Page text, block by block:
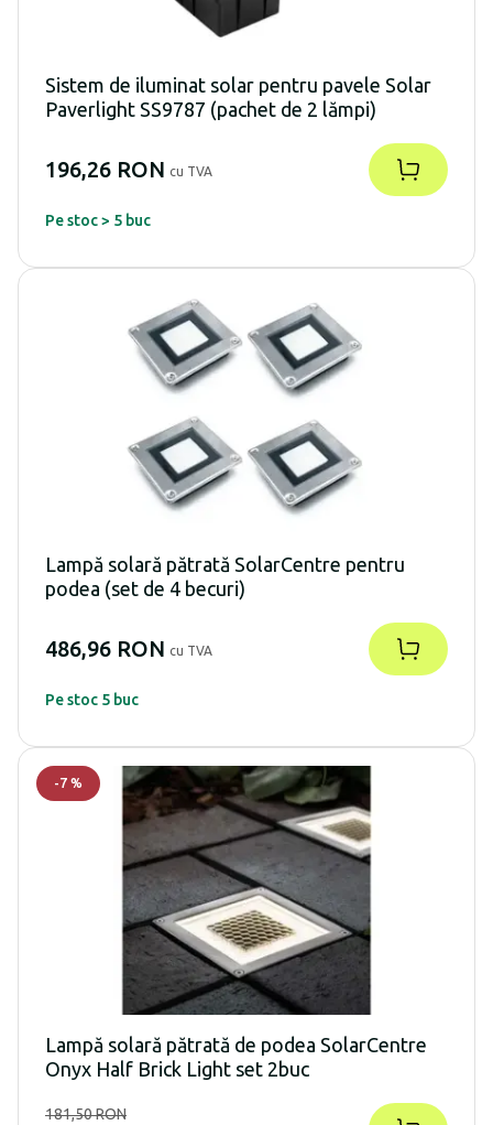
Sistem de iluminat solar pentru pavele Solar
Paverlight SS9787 (pachet de 2 lămpi)
196,26 RON cu TVA
Pe stoc > 5 buc
Lampă solară pătrată SolarCentre pentru
podea (set de 4 becuri)
486,96 RON cu TVA
Pe stoc 5 buc
-7 %
Lampă solară pătrată de podea SolarCentre
Onyx Half Brick Light set 2buc
181,50 RON